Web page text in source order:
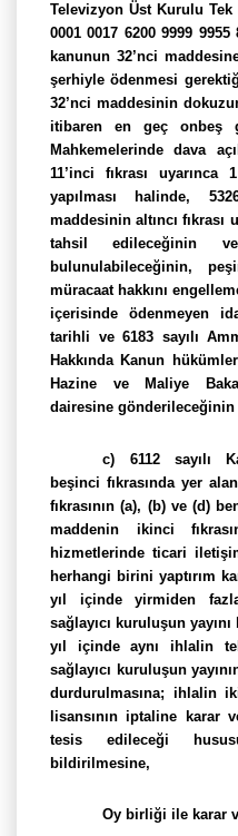
Televizyon Üst Kurulu Tek
0001 0017 6200 9999 9955
kanunun 32’nci
şerhiyle ödenmesi
32’nci maddesinin
itibaren en geç onbeş
Mahkemelerinde dava
11’inci fıkrası
yapılması halinde,
maddesinin altıncı fıkrası
tahsil edileceğinin
bulunulabileceğinin,
müracaat hakkını
içerisinde ödenmeyen
tarihli ve 6183 sayılı
Hakkında Kanun
Hazine ve Maliye
dairesine
c) 6112 sayılı
beşinci fıkrasında yer
fıkrasının (a), (b) ve (d)
maddenin ikinci
hizmetlerinde ticari
herhangi birini yaptırım
yıl içinde yirmiden
sağlayıcı kuruluşun
yıl içinde aynı ihlalin
sağlayıcı kuruluşun
durdurulmasına; ihlalin
lisansının iptaline karar
tesis edileceği
bildirilmesine,
Oy birliği ile karar